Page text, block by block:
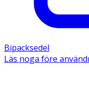
Bipacksedel
Läs noga före